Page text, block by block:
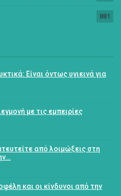
881
Είναι όντως υγιεινά για
με τις εμπειρίες
από λοιμώξεις στη
και οι κίνδυνοι από την